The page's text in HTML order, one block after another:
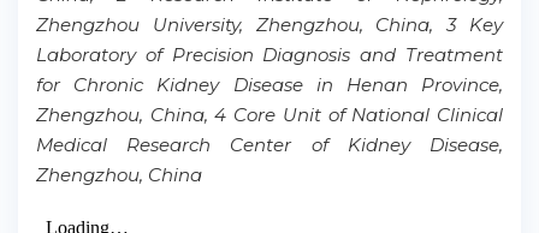
Zhengzhou University, Zhengzhou, China, 3 Key
Laboratory of Precision Diagnosis and Treatment
for Chronic Kidney Disease in Henan Province,
Zhengzhou, China, 4 Core Unit of National Clinical
Medical Research Center of Kidney Disease,
Zhengzhou, China